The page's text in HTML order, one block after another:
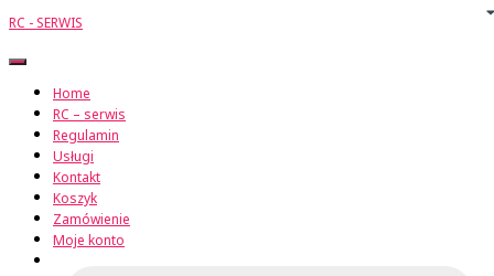
RC - SERWIS
Przełącz
NawigacjęHome
RC – serwis
Regulamin
Usługi
Kontakt
Koszyk
Zamówienie
Moje konto